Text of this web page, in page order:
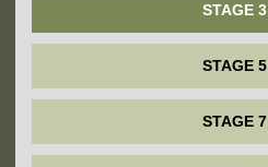
STAGE 3
STAGE 5
STAGE 7